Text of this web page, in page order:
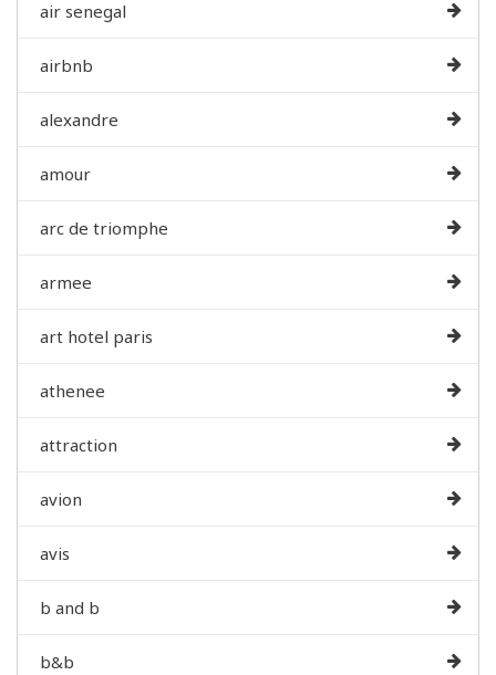
air senegal
airbnb
alexandre
amour
arc de triomphe
armee
art hotel paris
athenee
attraction
avion
avis
b and b
b&b